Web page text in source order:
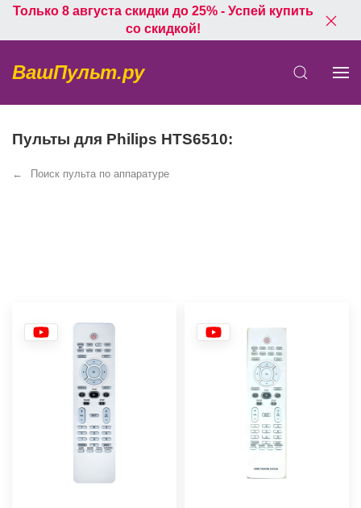
Только 8 августа скидки до 25% - Успей купить
со скидкой!
ВашПульт.ру
Пульты для Philips HTS6510:
Поиск пульта по аппаратуре